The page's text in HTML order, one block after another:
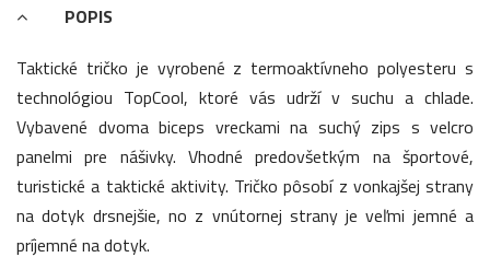
POPIS
Taktické tričko je vyrobené z termoaktívneho polyesteru s
technológiou TopCool, ktoré vás udrží v suchu a chlade.
Vybavené dvoma biceps vreckami na suchý zips s velcro
panelmi pre nášivky. Vhodné predovšetkým na športové,
turistické a taktické aktivity. Tričko pôsobí z vonkajšej strany
na dotyk drsnejšie, no z vnútornej strany je veľmi jemné a
príjemné na dotyk.